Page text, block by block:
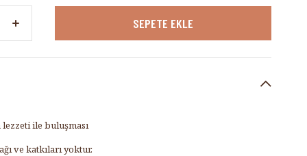
ile buluşması
ve katkıları yoktur.